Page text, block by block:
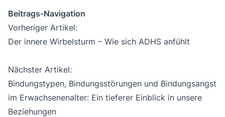
Beitrags-Navigation
Vorheriger Artikel:
Der innere Wirbelsturm – Wie sich ADHS anfühlt
Nächster Artikel:
Bindungstypen, Bindungsstörungen und Bindungsangst
im Erwachsenenalter: Ein tieferer Einblick in unsere
Beziehungen